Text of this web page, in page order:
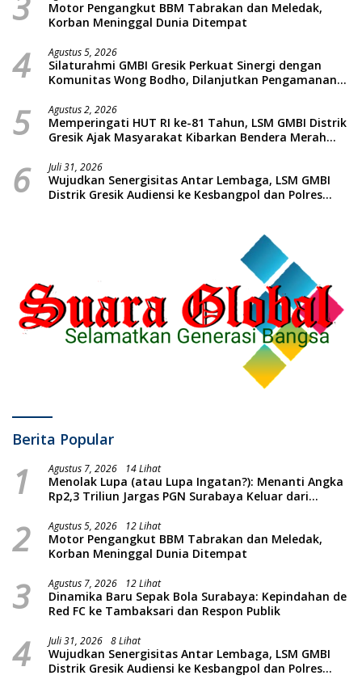
Motor Pengangkut BBM Tabrakan dan Meledak,
Korban Meninggal Dunia Ditempat
4 Agustus 5, 2026
Silaturahmi GMBI Gresik Perkuat Sinergi dengan
Komunitas Wong Bodho, Dilanjutkan Pengamanan
Massal dan Santunan Anak Yatim
5 Agustus 2, 2026
Memperingati HUT RI ke-81 Tahun, LSM GMBI Distrik
Gresik Ajak Masyarakat Kibarkan Bendera Merah
6 Juli 31, 2026
Wujudkan Senergisitas Antar Lembaga, LSM GMBI
Distrik Gresik Audiensi ke Kesbangpol dan Polres
Berita Popular
1 Agustus 7, 2026 14 Lihat
Menolak Lupa (atau Lupa Ingatan?): Menanti Angka
Rp2,3 Triliun Jargas PGN Surabaya Keluar dari
2 Agustus 5, 2026 12 Lihat
Motor Pengangkut BBM Tabrakan dan Meledak,
Korban Meninggal Dunia Ditempat
3 Agustus 7, 2026 12 Lihat
Dinamika Baru Sepak Bola Surabaya: Kepindahan de
Red FC ke Tambaksari dan Respon Publik
4 Juli 31, 2026 8 Lihat
Wujudkan Senergisitas Antar Lembaga, LSM GMBI
Distrik Gresik Audiensi ke Kesbangpol dan Polres